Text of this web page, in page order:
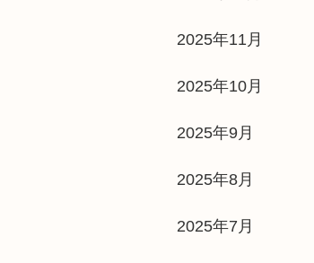
2025年11月
2025年10月
2025年9月
2025年8月
2025年7月